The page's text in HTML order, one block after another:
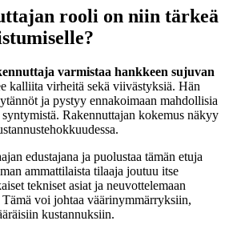
rooli on niin tärkeä
varmistaa hankkeen sujuvan
kalliita virheitä sekä viivästyksiä. Hän
ja pystyy ennakoimaan mahdollisia
Rakennuttajan kokemus näkyy
edustajana ja puolustaa tämän etuja
ammattilaista tilaaja joutuu itse
tekniset asiat ja neuvottelemaan
voi johtaa väärinymmärryksiin,
kustannuksiin.